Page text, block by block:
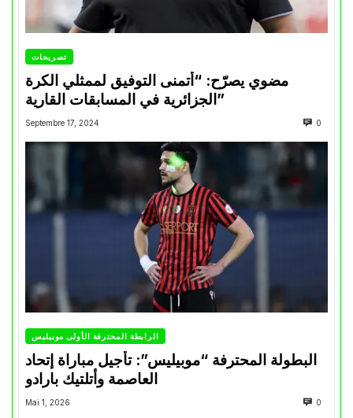
تصريحات
مضوي يصرّح: “أتمنى التوفيق لممثلي الكرة
الجزائرية في المسابقات القارية”
Septembre 17, 2024 0
الرابطة المحترفة الأولى موبيليس
البطولة المحترفة “موبيليس”: تأجيل مباراة إتحاد
العاصمة وأتلتيك بارادو
Mai 1, 2026 0